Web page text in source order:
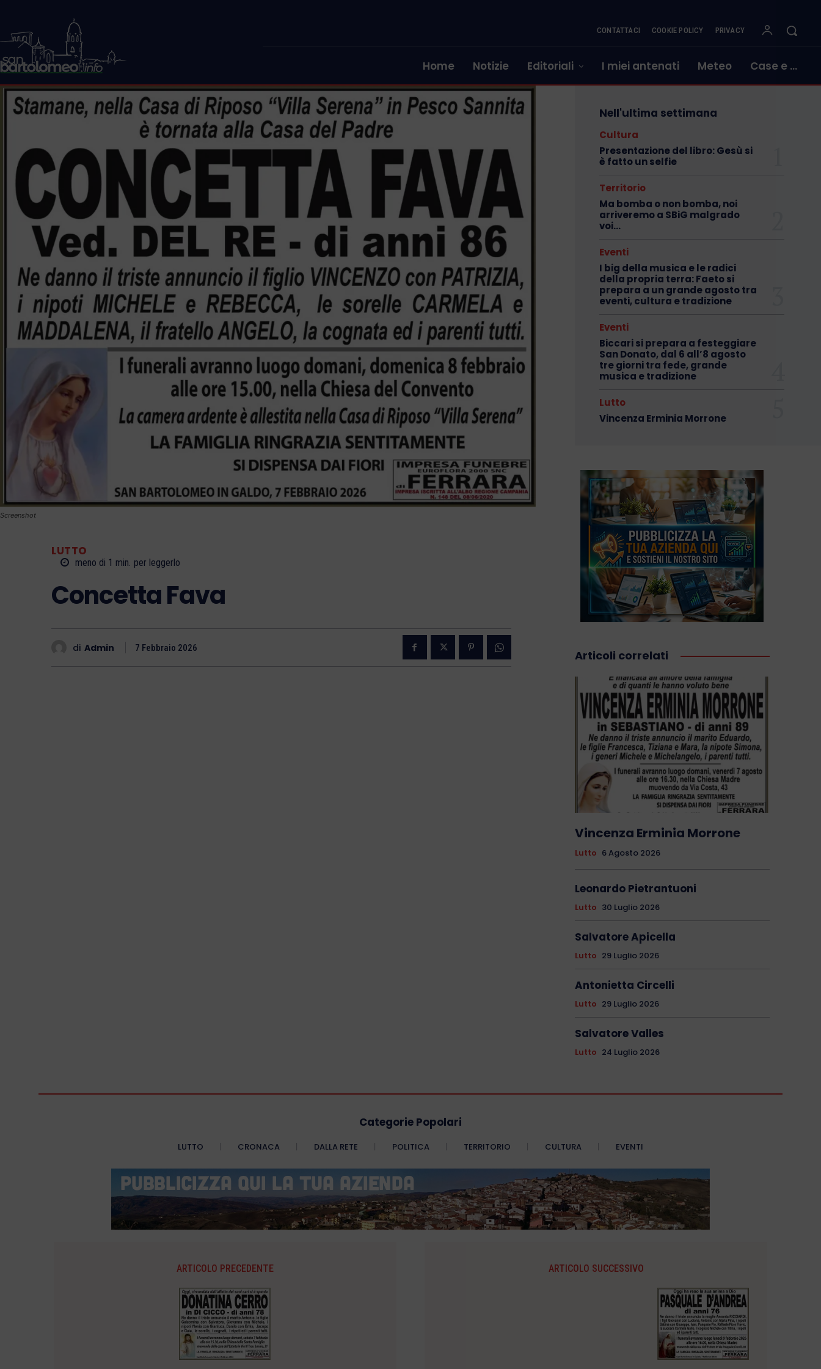
CONTATTACI COOKIE POLICY PRIVACY
Home Notizie Editoriali I miei antenati Meteo Case e …
Screenshot
LUTTO
meno di 1 min. per leggerlo
Concetta Fava
di Admin 7 Febbraio 2026
Nell'ultima settimana
Cultura
Presentazione del libro: Gesù si
è fatto un selfie
Territorio
Ma bomba o non bomba, noi
arriveremo a SBiG malgrado
voi…
Eventi
I big della musica e le radici
della propria terra: Faeto si
prepara a un grande agosto tra
eventi, cultura e tradizione
Eventi
Biccari si prepara a festeggiare
San Donato, dal 6 all’8 agosto
tre giorni tra fede, grande
musica e tradizione
Lutto
Vincenza Erminia Morrone
Articoli correlati
Vincenza Erminia Morrone
Lutto 6 Agosto 2026
Leonardo Pietrantuoni
Lutto 30 Luglio 2026
Salvatore Apicella
Lutto 29 Luglio 2026
Antonietta Circelli
Lutto 29 Luglio 2026
Salvatore Valles
Lutto 24 Luglio 2026
Categorie Popolari
LUTTO CRONACA DALLA RETE POLITICA TERRITORIO CULTURA EVENTI
ARTICOLO PRECEDENTE ARTICOLO SUCCESSIVO